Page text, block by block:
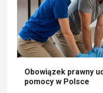
Obowiązek prawny
pomocy w Polsce